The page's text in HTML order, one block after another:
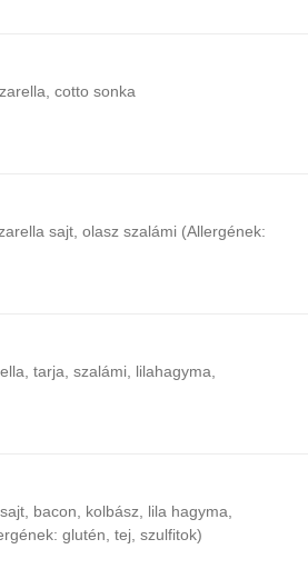
cotto sonka
sajt, olasz szalámi (Allergének:
tarja, szalámi, lilahagyma,
bacon, kolbász, lila hagyma,
glutén, tej, szulfitok)